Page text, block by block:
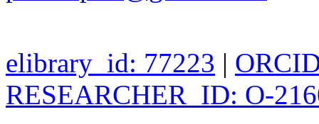
elibrary_id: 77223 |
RESEARCHER_ID: O-